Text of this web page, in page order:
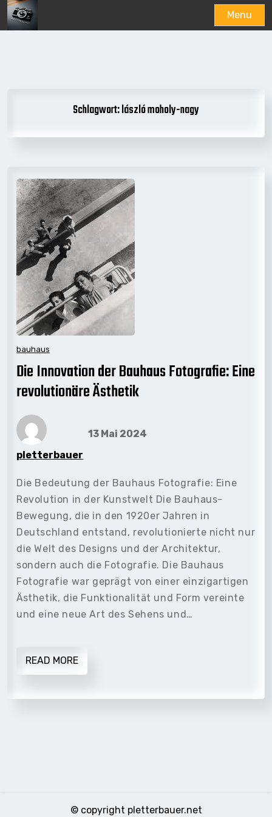
Menu
Schlagwort:lászló moholy-nagy
bauhaus
Die Innovation der Bauhaus Fotografie: Eine
revolutionäre Ästhetik
pletterbauer
13 Mai 2024
Die Bedeutung der Bauhaus Fotografie: Eine
Revolution in der Kunstwelt Die Bauhaus-
Bewegung, die in den 1920er Jahren in
Deutschland entstand, revolutionierte nicht nur
die Welt des Designs und der Architektur,
sondern auch die Fotografie. Die Bauhaus
Fotografie war geprägt von einer einzigartigen
Ästhetik, die Funktionalität und Form vereinte
und eine neue Art des Sehens und…
READ MORE
© copyright pletterbauer.net